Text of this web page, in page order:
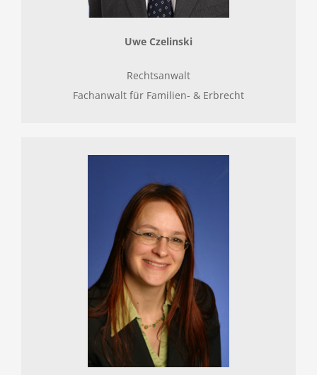
Uwe Czelinski
Rechtsanwalt
Fachanwalt für Familien- & Erbrecht